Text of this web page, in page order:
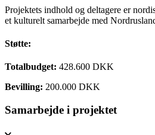
Projektets indhold og deltagere er
et kulturelt samarbejde med
Støtte:
Totalbudget: 428.600 DKK
Bevilling: 200.000 DKK
Samarbejde i projektet